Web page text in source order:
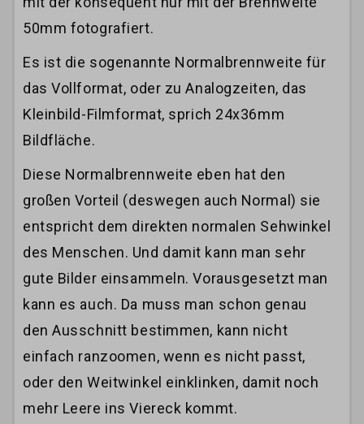
50mm fotografiert.
Es ist die sogenannte Normalbrennweite für
das Vollformat, oder zu Analogzeiten, das
Kleinbild-Filmformat, sprich 24x36mm
Bildfläche.
Diese Normalbrennweite eben hat den
großen Vorteil (deswegen auch Normal) sie
entspricht dem direkten normalen Sehwinkel
des Menschen. Und damit kann man sehr
gute Bilder einsammeln. Vorausgesetzt man
kann es auch. Da muss man schon genau
den Ausschnitt bestimmen, kann nicht
einfach ranzoomen, wenn es nicht passt,
oder den Weitwinkel einklinken, damit noch
mehr Leere ins Viereck kommt.